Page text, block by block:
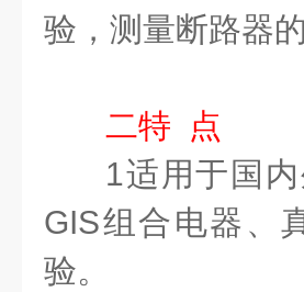
验，测量断路器
二特 点
1适用于国
GIS组合电器、
验。